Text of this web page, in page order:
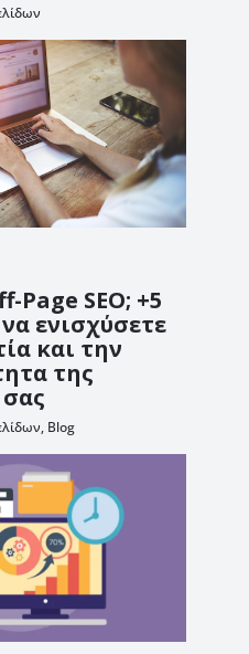
Page SEO; +5
ενισχύσετε
και την
της
, Blog